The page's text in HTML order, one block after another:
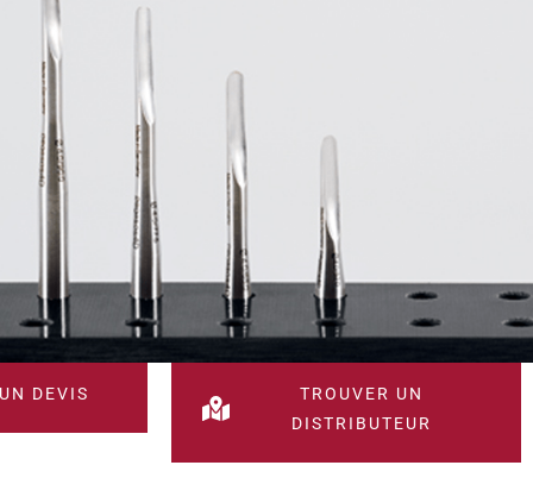
fins (4 mm) de différentes longueurs. Ils seront utiles
fragments.
T (0°, 8°, 18° et/ou 30°).
DEVIS
TROUVER UN
DISTRIBUTEUR